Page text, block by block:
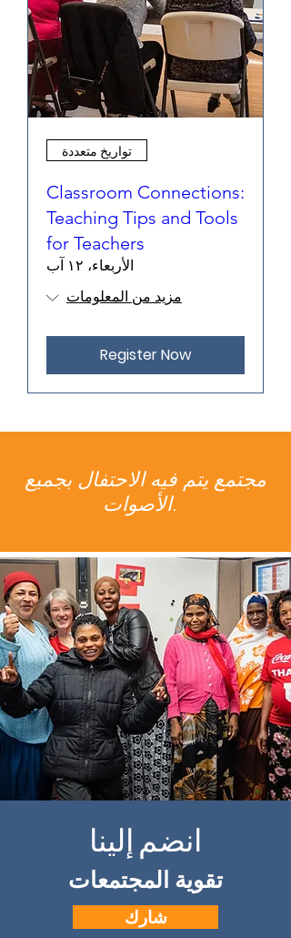
تواريخ متعددة
Classroom Connections:
Teaching Tips and Tools
for Teachers
الأربعاء، ١٢ آب
مزيد من المعلومات
Register Now
مجتمع يتم فيه الاحتفال بجميع
الأصوات.
انضم إلينا
تقوية المجتمعات
شارك